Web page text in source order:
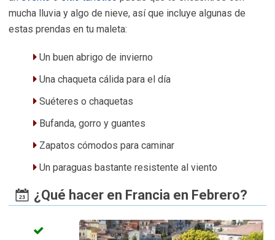
mucha lluvia y algo de nieve, así que incluye algunas de
estas prendas en tu maleta:
Un buen abrigo de invierno
Una chaqueta cálida para el día
Suéteres o chaquetas
Bufanda, gorro y guantes
Zapatos cómodos para caminar
Un paraguas bastante resistente al viento
¿Qué hacer en Francia en Febrero?